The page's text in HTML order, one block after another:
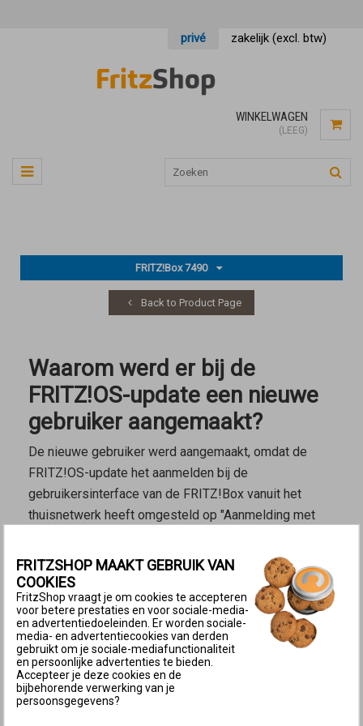
privé zakelijk (excl. btw)
WINKELWAGEN
(LEEG)
FRITZ!Box 7490
Back to Product Page
Waarom werd er bij de
FRITZ!OS-update een nieuwe
gebruiker aangemaakt?
De nieuwe gebruiker werd aangemaakt, omdat de
FRITZ!OS-update het aanmelden bij de
gebruikersinterface van de FRITZ!Box vanuit het
thuisnetwerk heeft omgesteld op "Aanmelding met
voor de update alléén een wachtwoord werd gebruikt
voor toegang tot de gebruikersinterface, wordt er
tijdens de update automatisch een gebruiker
aangemaakt met de naam "fritz" en een willekeurig
viercijferig getal, bijvoorbeeld "fritz1234". Deze
gebruiker heeft het wachtwoord gekregen dat
voorheen werd gebruikt voor aanmelding.
FRITZSHOP MAAKT GEBRUIK VAN
COOKIES
FritzShop vraagt je om cookies te accepteren
voor betere prestaties en voor sociale-media-
en advertentiedoeleinden. Er worden sociale-
media- en advertentiecookies van derden
gebruikt om je sociale-mediafunctionaliteit
en persoonlijke advertenties te bieden.
Accepteer je deze cookies en de
bijbehorende verwerking van je
persoonsgegevens?